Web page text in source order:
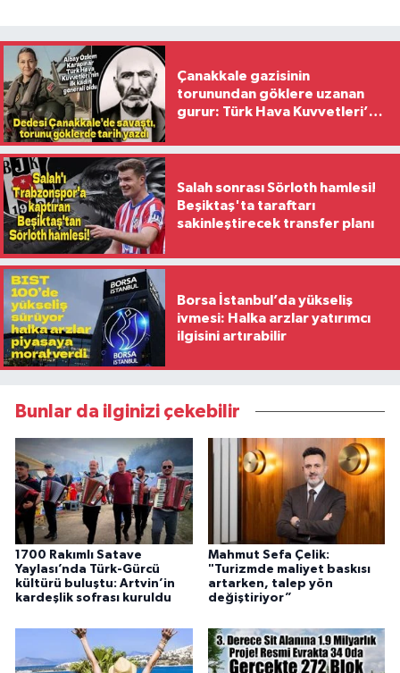
Çanakkale gazisinin
torunundan göklere uzanan
gurur: Türk Hava Kuvvetleri’nin
Salah sonrası Sörloth hamlesi!
Beşiktaş'ta taraftarı
sakinleştirecek transfer planı
Borsa İstanbul’da yükseliş
ivmesi: Halka arzlar yatırımcı
ilgisini artırabilir
Bunlar da ilginizi çekebilir
1700 Rakımlı Satave
Yaylası’nda Türk-Gürcü
kültürü buluştu: Artvin’in
kardeşlik sofrası kuruldu
Mahmut Sefa Çelik:
"Turizmde maliyet baskısı
artarken, talep yön
değiştiriyor”